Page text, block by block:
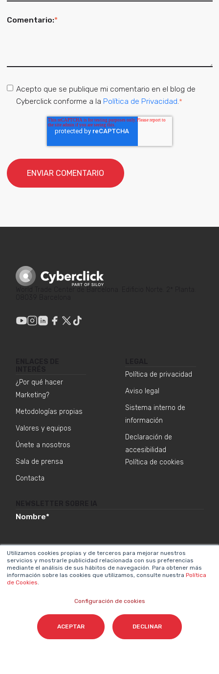
Utilizamos cookies propias y de terceros para mejorar nuestros
servicios y mostrarle publicidad relacionada con sus preferencias
mediante el análisis de sus hábitos de navegación. Para obtener más
información sobre las cookies que utilizamos, consulte nuestra Política
de Cookies.
Configuración de cookies
ACEPTAR DECLINAR
Comentario:*
Acepto que se publique mi comentario en el blog de
Cyberclick conforme a la Política de Privacidad.*
¿Por qué hacer
Marketing?
Metodologías propias
Valores y equipos
Únete a nosotros
Sala de prensa
Contacta
Política de privacidad
Aviso legal
Sistema interno de
información
Declaración de
accesibilidad
Política de cookies
Nombre*
Email*
Cyberclick me contacte conforme a la
Política de Privacidad.*